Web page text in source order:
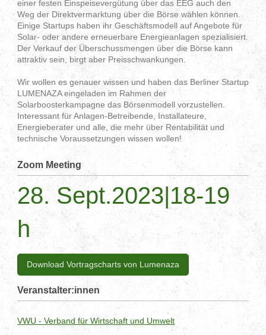
einer festen Einspeisevergütung über das EEG auch den
Weg der Direktvermarktung über die Börse wählen können.
Einige Startups haben ihr Geschäftsmodell auf Angebote für
Solar- oder andere erneuerbare Energieanlagen spezialisiert.
Der Verkauf der Überschussmengen über die Börse kann
attraktiv sein, birgt aber Preisschwankungen.
Wir wollen es genauer wissen und haben das Berliner Startup
LUMENAZA eingeladen im Rahmen der
Solarboosterkampagne das Börsenmodell vorzustellen.
Interessant für Anlagen-Betreibende, Installateure,
Energieberater und alle, die mehr über Rentabilität und
technische Voraussetzungen wissen wollen!
Zoom Meeting
28. Sept.2023|18-19
h
Download Vortragscharts von Lumenaza
Veranstalter:innen
VWU - Verband für Wirtschaft und Umwelt